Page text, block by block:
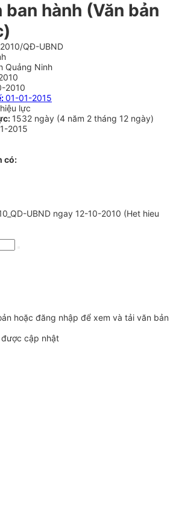
ban hành (Văn bản
QĐ-UBND
Quảng Ninh
2010
01-01-2015
lực
1532 ngày (4 năm 2 tháng 12 ngày)
2015
có:
UBND ngay 12-10-2010 (Het hieu
hoặc đăng nhập để xem và tải văn bản
được cập nhật